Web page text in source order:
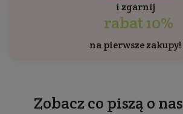
i zgarnij
rabat 10%
na pierwsze zakupy!
Zobacz co piszą o nas